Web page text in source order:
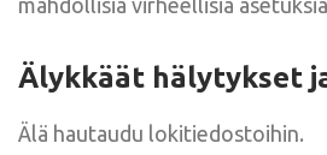
Älykkäät hälytykset
Älä hautaudu lokitiedostoihin.